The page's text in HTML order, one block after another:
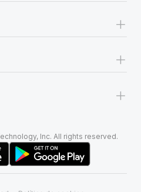
+
+
+
Inc. All rights reserved.